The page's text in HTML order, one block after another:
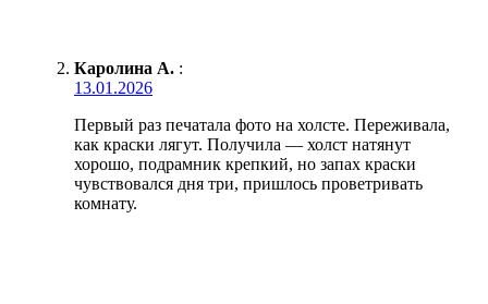
Каролина А. :
13.01.2026
Первый раз печатала фото на холсте. Переживала,
как краски лягут. Получила — холст натянут
хорошо, подрамник крепкий, но запах краски
чувствовался дня три, пришлось проветривать
комнату.